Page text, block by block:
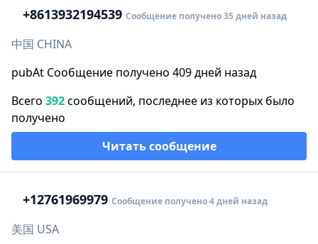
+8613932194539 Сообщение получено 35 дней назад
中国 CHINA
pubAt Сообщение получено 409 дней назад
Всего 392сообщений, последнее из которых было
получено
Читать сообщение
+12761969979 Сообщение получено 4 дней назад
美国 USA